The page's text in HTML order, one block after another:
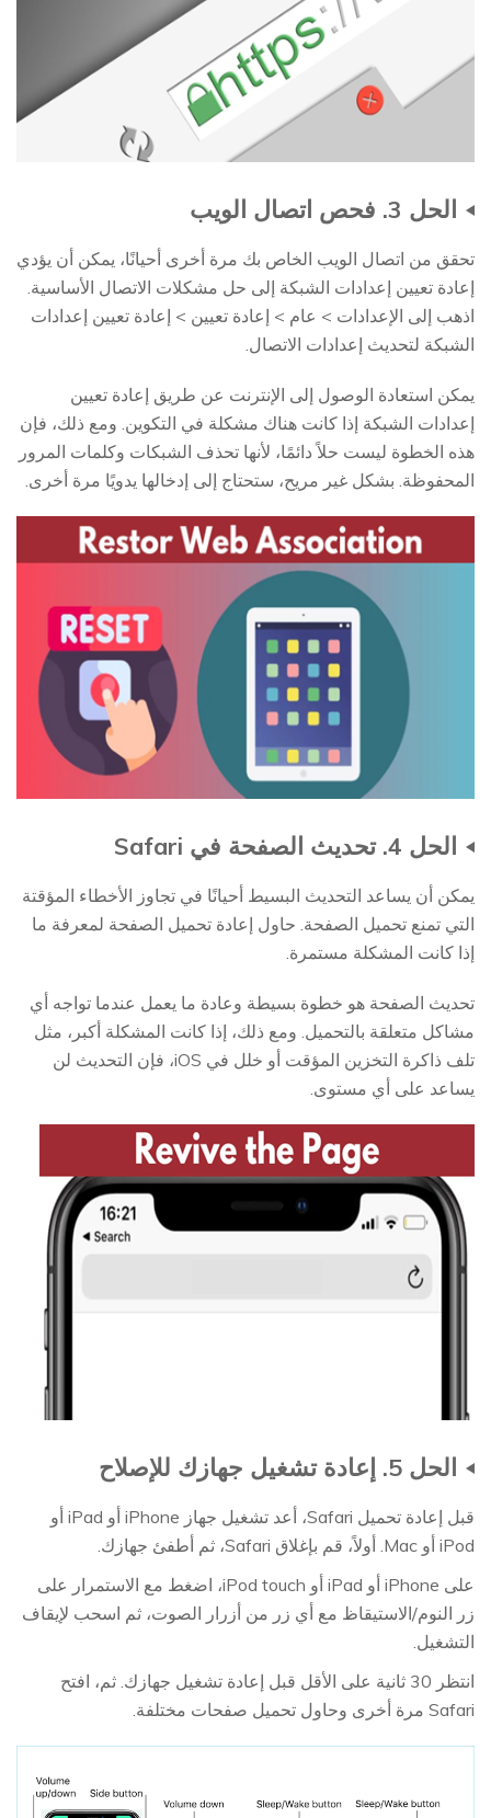
الحل 3. فحص اتصال الويب
تحقق من اتصال الويب الخاص بك مرة أخرى أحيانًا، يمكن أن يؤدي
إعادة تعيين إعدادات الشبكة إلى حل مشكلات الاتصال الأساسية.
اذهب إلى الإعدادات > عام > إعادة تعيين > إعادة تعيين إعدادات
الشبكة لتحديث إعدادات الاتصال.
يمكن استعادة الوصول إلى الإنترنت عن طريق إعادة تعيين
إعدادات الشبكة إذا كانت هناك مشكلة في التكوين. ومع ذلك، فإن
هذه الخطوة ليست حلاً دائمًا، لأنها تحذف الشبكات وكلمات المرور
المحفوظة. بشكل غير مريح، ستحتاج إلى إدخالها يدويًا مرة أخرى.
الحل 4. تحديث الصفحة في Safari
يمكن أن يساعد التحديث البسيط أحيانًا في تجاوز الأخطاء المؤقتة
التي تمنع تحميل الصفحة. حاول إعادة تحميل الصفحة لمعرفة ما
إذا كانت المشكلة مستمرة.
تحديث الصفحة هو خطوة بسيطة وعادة ما يعمل عندما تواجه أي
مشاكل متعلقة بالتحميل. ومع ذلك، إذا كانت المشكلة أكبر، مثل
تلف ذاكرة التخزين المؤقت أو خلل في iOS، فإن التحديث لن
يساعد على أي مستوى.
الحل 5. إعادة تشغيل جهازك للإصلاح
قبل إعادة تحميل Safari، أعد تشغيل جهاز iPhone أو iPad أو
iPod أو Mac. أولاً، قم بإغلاق Safari، ثم أطفئ جهازك.
على iPhone أو iPad أو iPod touch، اضغط مع الاستمرار على
زر النوم/الاستيقاظ مع أي زر من أزرار الصوت، ثم اسحب لإيقاف
التشغيل.
انتظر 30 ثانية على الأقل قبل إعادة تشغيل جهازك. ثم، افتح
Safari مرة أخرى وحاول تحميل صفحات مختلفة.